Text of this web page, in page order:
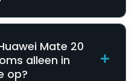
Mate 20
alleen in
op?